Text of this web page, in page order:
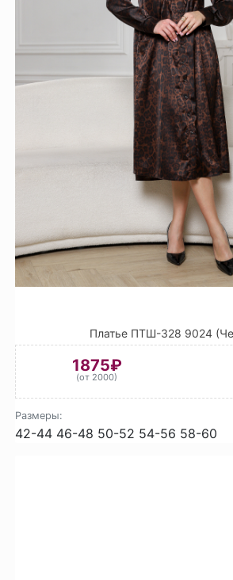
Платье ПТШ-328 9024
1875₽
(от 2000)
Размеры:
42-44 46-48 50-52 54-56 58-60